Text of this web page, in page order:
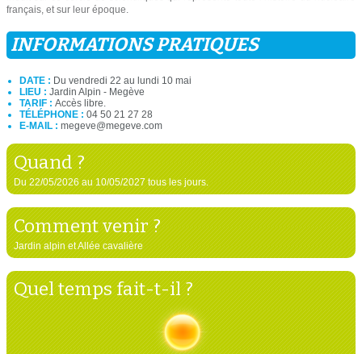
français, et sur leur époque.
INFORMATIONS PRATIQUES
DATE : Du vendredi 22 au lundi 10 mai
LIEU : Jardin Alpin - Megève
TARIF : Accès libre.
TÉLÉPHONE : 04 50 21 27 28
E-MAIL : megeve@megeve.com
Quand ?
Du 22/05/2026 au 10/05/2027 tous les jours.
Comment venir ?
Jardin alpin et Allée cavalière
Quel temps fait-t-il ?